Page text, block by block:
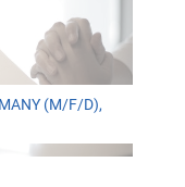
(M/F/D),